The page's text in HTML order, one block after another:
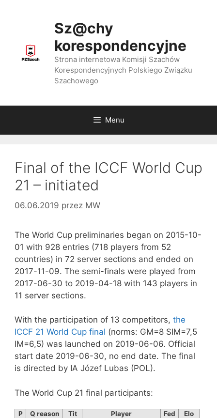
Sz@chy
korespondencyjne
Strona internetowa Komisji Szachów
Korespondencyjnych Polskiego Związku
Szachowego
Menu
Final of the ICCF World Cup
21 – initiated
06.06.2019 przez MW
The World Cup preliminaries began on 2015-10-
01 with 928 entries (718 players from 52
countries) in 72 server sections and ended on
2017-11-09. The semi-finals were played from
2017-06-30 to 2019-04-18 with 143 players in
11 server sections.
With the participation of 13 competitors, the
ICCF 21 World Cup final (norms: GM=8 SIM=7,5
IM=6,5) was launched on 2019-06-06. Official
start date 2019-06-30, no end date. The final
is directed by IA Józef Lubas (POL).
The World Cup 21 final participants:
P Q reason Tit Player Fed
Elo